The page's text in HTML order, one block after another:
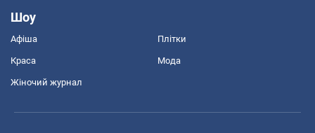
Шоу
Афіша Плітки
Краса Мода
Жіночий журнал